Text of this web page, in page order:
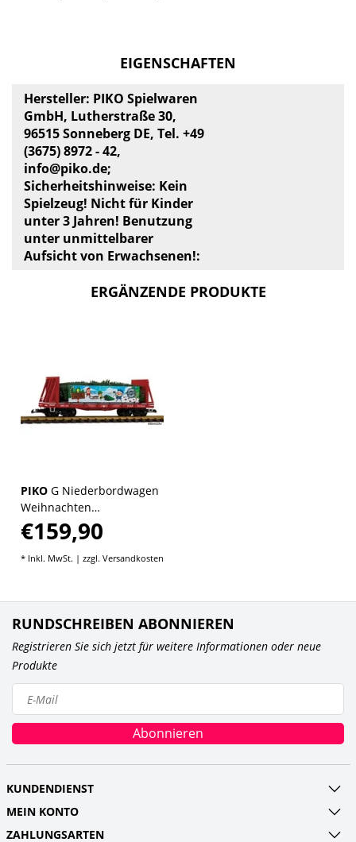
EIGENSCHAFTEN
Hersteller: PIKO Spielwaren
GmbH, Lutherstraße 30,
96515 Sonneberg DE, Tel. +49
(3675) 8972 - 42,
info@piko.de;
Sicherheitshinweise: Kein
Spielzeug! Nicht für Kinder
unter 3 Jahren! Benutzung
unter unmittelbarer
Aufsicht von Erwachsenen!:
ERGÄNZENDE PRODUKTE
PIKO G Niederbordwagen
Weihnachten
Baumtransport
€159,90
* Inkl. MwSt. | zzgl. Versandkosten
RUNDSCHREIBEN ABONNIEREN
Registrieren Sie sich jetzt für weitere Informationen oder neue
Produkte
Abonnieren
KUNDENDIENST
MEIN KONTO
ZAHLUNGSARTEN